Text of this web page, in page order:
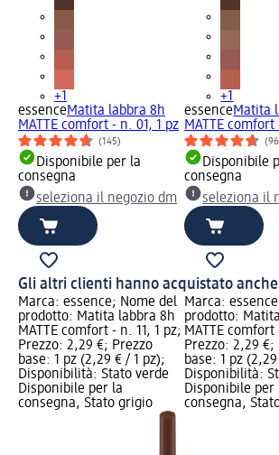
+1
essenceMatita labbra 8h
MATTE comfort - n. 01, 1 pz
(145)
Disponibile per la
consegna
seleziona il negozio dm
+1
essenceMatita
MATTE comfort
Disponibile
consegna
seleziona il
Gli altri clienti hanno acquistato anche
Marca: essence; Nome del
prodotto: Matita labbra 8h
MATTE comfort - n. 11, 1 pz;
Prezzo: 2,29 €; Prezzo
base: 1 pz (2,29 € / 1 pz);
Disponibilità: Stato verde
Disponibile per la
consegna, Stato grigio
Marca:
prodotto:
MATTE comfort
Prezzo: 2,29 €;
base: 1 pz
Disponibilità:
Disponibile per
consegna,